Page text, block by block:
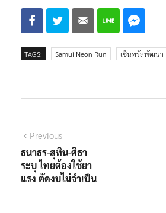
TAGS: Samui Neon Run เซ็นทรัลพัฒนา
แนะแนว
เรื่อง
PreviousPrevious
post:
ธนาธร-สุทิน-ศิธา
ระบุ ไทยต้องใช้ยา
แรง ตัดงบไม่จำเป็น